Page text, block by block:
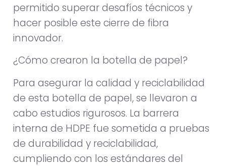
permitido superar desafíos técnicos y
hacer posible este cierre de fibra
innovador.
¿Cómo crearon la botella de papel?
Para asegurar la calidad y reciclabilidad
de esta botella de papel, se llevaron a
cabo estudios rigurosos. La barrera
interna de HDPE fue sometida a pruebas
de durabilidad y reciclabilidad,
cumpliendo con los estándares del